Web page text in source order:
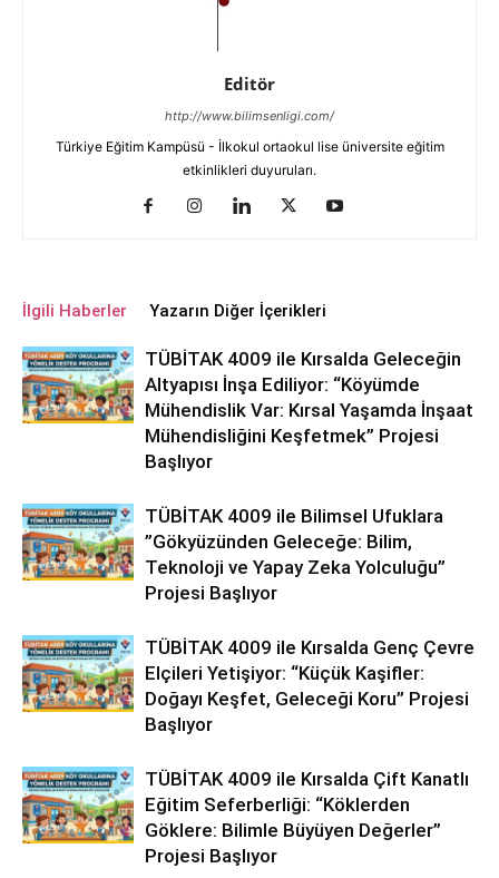
Editör
http://www.bilimsenligi.com/
Türkiye Eğitim Kampüsü - İlkokul ortaokul lise üniversite eğitim
etkinlikleri duyuruları.
İlgili Haberler Yazarın Diğer İçerikleri
TÜBİTAK 4009 ile Kırsalda Geleceğin
Altyapısı İnşa Ediliyor: “Köyümde
Mühendislik Var: Kırsal Yaşamda İnşaat
Mühendisliğini Keşfetmek” Projesi
Başlıyor
TÜBİTAK 4009 ile Bilimsel Ufuklara
”Gökyüzünden Geleceğe: Bilim,
Teknoloji ve Yapay Zeka Yolculuğu”
Projesi Başlıyor
TÜBİTAK 4009 ile Kırsalda Genç Çevre
Elçileri Yetişiyor: “Küçük Kaşifler:
Doğayı Keşfet, Geleceği Koru” Projesi
Başlıyor
TÜBİTAK 4009 ile Kırsalda Çift Kanatlı
Eğitim Seferberliği: “Köklerden
Göklere: Bilimle Büyüyen Değerler”
Projesi Başlıyor